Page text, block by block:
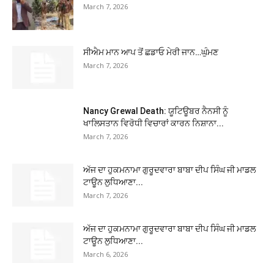
March 7, 2026
ਸੀਐਮ ਮਾਨ ਆਪ ਤੋਂ ਛਡਾਓ ਮੇਰੀ ਜਾਨ…ਘੁੰਮਣ
March 7, 2026
Nancy Grewal Death: ਯੂਟਿਊਬਰ ਨੈਨਸੀ ਨੂੰ
ਖਾਲਿਸਤਾਨ ਵਿਰੋਧੀ ਵਿਚਾਰਾਂ ਕਾਰਨ ਨਿਸ਼ਾਨਾ...
March 7, 2026
ਅੱਜ ਦਾ ਹੁਕਮਨਾਮਾ ਗੁਰੂਦਵਾਰਾ ਬਾਬਾ ਦੀਪ ਸਿੰਘ ਜੀ ਮਾਡਲ
ਟਾਊਨ ਲੁਧਿਆਣਾ...
March 7, 2026
ਅੱਜ ਦਾ ਹੁਕਮਨਾਮਾ ਗੁਰੂਦਵਾਰਾ ਬਾਬਾ ਦੀਪ ਸਿੰਘ ਜੀ ਮਾਡਲ
ਟਾਊਨ ਲੁਧਿਆਣਾ...
March 6, 2026